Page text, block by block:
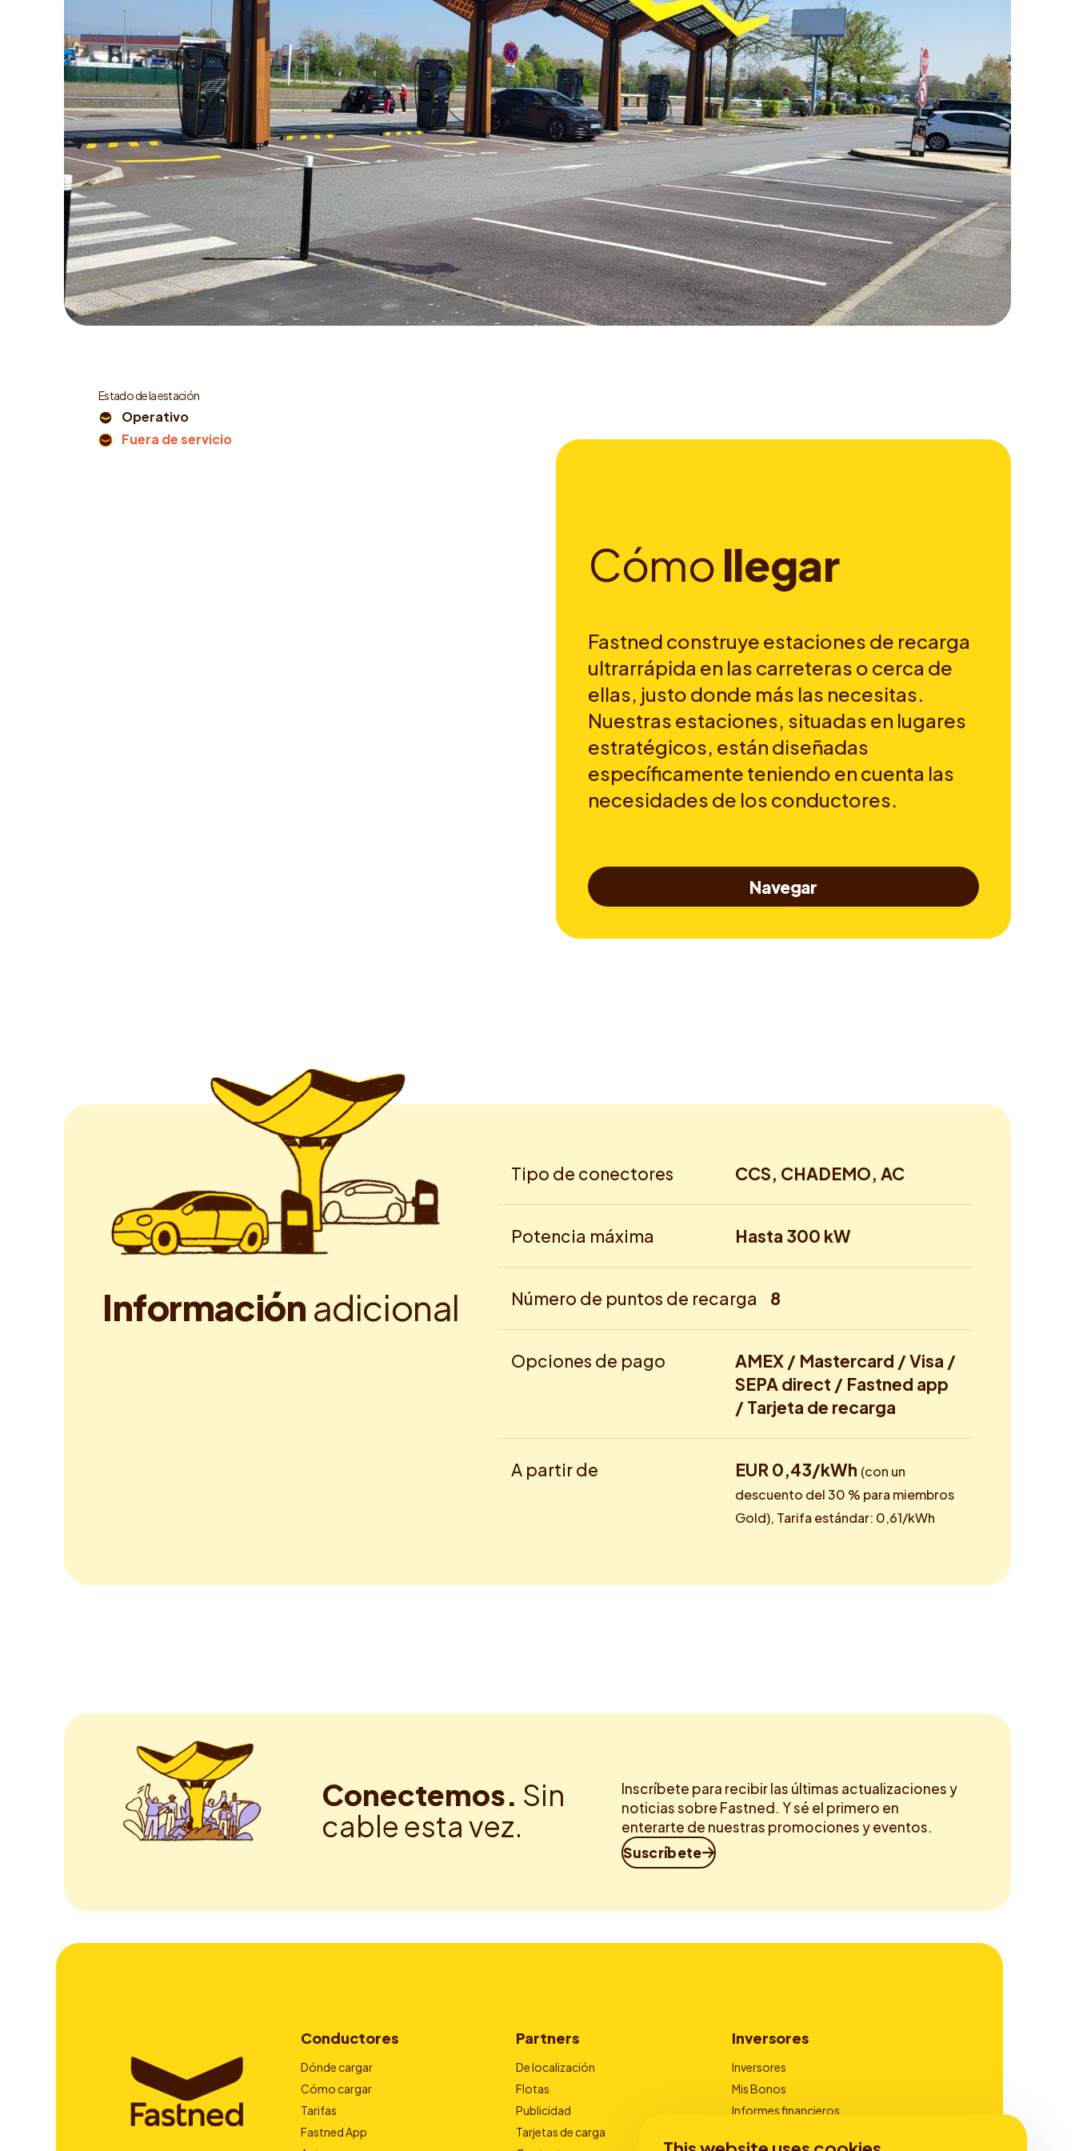
Estado de la estación
Operativo
Fuera de servicio
Cómollegar
Fastned construye estaciones de recarga
ultrarrápida en las carreteras o cerca de
ellas, justo donde más las necesitas.
Nuestras estaciones, situadas en lugares
estratégicos, están diseñadas
específicamente teniendo en cuenta las
necesidades de los conductores.
Navegar
Informaciónadicional
Tipo de conectores CCS, CHADEMO, AC
Potencia máxima Hasta 300 kW
Número de puntos de recarga 8
Opciones de pago
AMEX / Mastercard / Visa /
SEPA direct / Fastned app
/ Tarjeta de recarga
A partir de EUR 0,43/kWh (con un
descuento del 30 % para miembros
Gold), Tarifa estándar: 0,61/kWh
Conectemos. Sin
cable esta vez.
Inscríbete para recibir las últimas actualizaciones y
noticias sobre Fastned. Y sé el primero en
enterarte de nuestras promociones y eventos.
Suscríbete
Conductores
Dónde cargar
Cómo cargar
Tarifas
Fastned App
Partners
De localización
Flotas
Publicidad
Tarjetas de carga
Inversores
Inversores
Mis Bonos
Informes financieros